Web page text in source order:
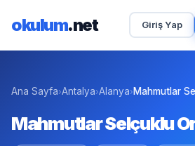
okulum.net Giriş Yap
Ana Sayfa›Antalya›Alanya› Mahmutlar
Mahmutlar Selçuklu